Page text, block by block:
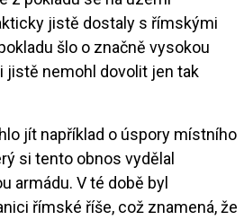
jistě dostaly s římskými
šlo o značně vysokou
jistě nemohl dovolit jen tak
jít například o úspory místního
si tento obnos vydělal
armádu. V té době byl
římské říše, což znamená, že